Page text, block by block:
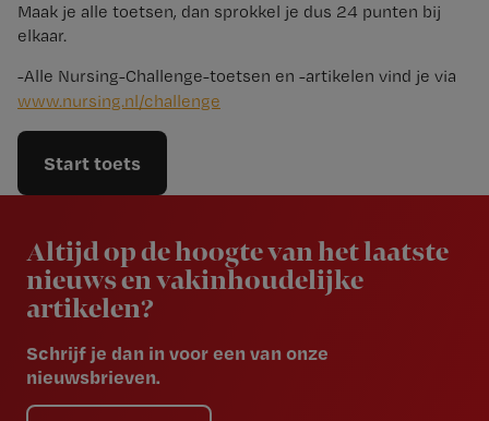
Maak je alle toetsen, dan sprokkel je dus 24 punten bij
elkaar.
-Alle Nursing-Challenge-toetsen en -artikelen vind je via
www.​nursing.​nl/​challenge
Start toets
Altijd op de hoogte van het laatste
nieuws en vakinhoudelijke
artikelen?
Schrijf je dan in voor een van onze
nieuwsbrieven.